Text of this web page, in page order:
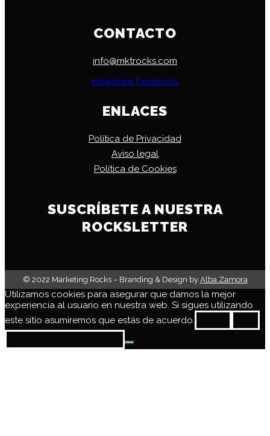
CONTACTO
info@mktrocks.com
Instagram Facebook
ENLACES
Política de Privacidad
Aviso legal
Política de Cookies
SUSCRÍBETE A NUESTRA
ROCKSLETTER
© 2022 Marketing Rocks – Branding & Design by Alba Zamora
Utilizamos cookies para asegurar que damos la mejor
experiencia al usuario en nuestra web. Si sigues utilizando
este sitio asumiremos que estás de acuerdo.